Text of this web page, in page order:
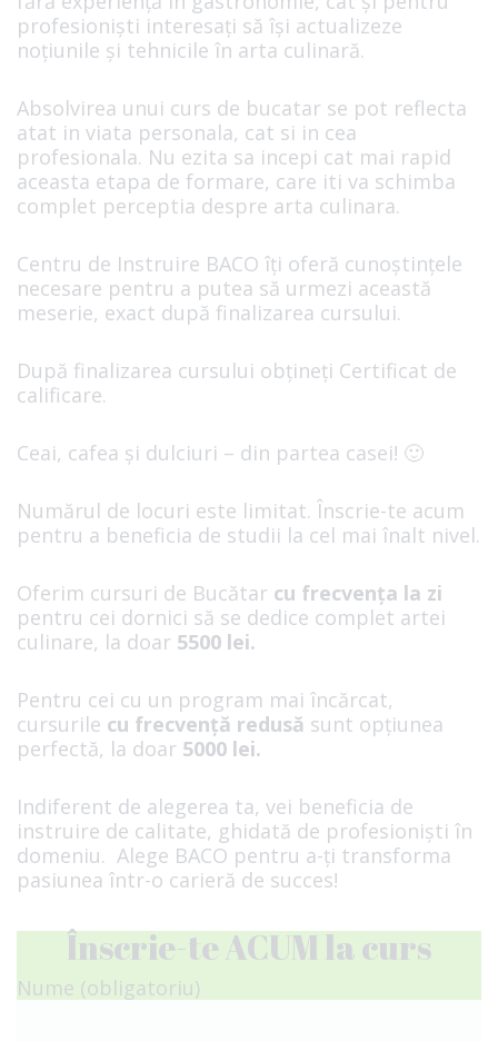
profesioniști interesați să își actualizeze
noțiunile și tehnicile în arta culinară.
Absolvirea unui curs de bucatar se pot reflecta
atat in viata personala, cat si in cea
profesionala. Nu ezita sa incepi cat mai rapid
aceasta etapa de formare, care iti va schimba
complet perceptia despre arta culinara.
Centru de Instruire BACO îți oferă cunoştinţele
necesare pentru a putea să urmezi această
meserie, exact după finalizarea cursului.
După finalizarea cursului obțineți Certificat de
calificare.
Ceai, cafea și dulciuri – din partea casei! 🙂
Numărul de locuri este limitat. Înscrie-te acum
pentru a beneficia de studii la cel mai înalt nivel.
Oferim cursuri de Bucătar cu frecvența la zi
pentru cei dornici să se dedice complet artei
culinare, la doar 5500 lei.
Pentru cei cu un program mai încărcat,
cursurile cu frecvență redusă sunt opțiunea
perfectă, la doar 5000 lei.
Indiferent de alegerea ta, vei beneficia de
instruire de calitate, ghidată de profesioniști în
domeniu. Alege BACO pentru a-ți transforma
pasiunea într-o carieră de succes!
Înscrie-te ACUM la curs
Nume (obligatoriu)